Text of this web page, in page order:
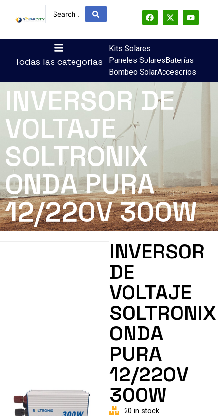
Todas las categorías
Kits Solares
Paneles SolaresBaterías
Bombeo SolarAccesorios
INVERSOR DE
VOLTAJE
SOLTRONIX
ONDA PURA
12/220V 300W
INVERSOR
DE
VOLTAJE
SOLTRONIX
ONDA
PURA
12/220V
300W
20 in stock